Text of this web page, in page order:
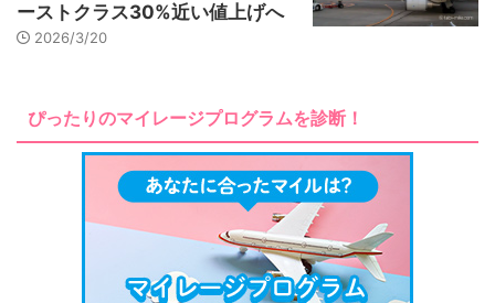
ーストクラス30%近い値上げへ
2026/3/20
ぴったりのマイレージプログラムを診断！